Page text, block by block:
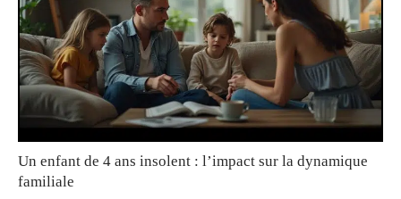
Un enfant de 4 ans insolent : l’impact sur la dynamique
familiale